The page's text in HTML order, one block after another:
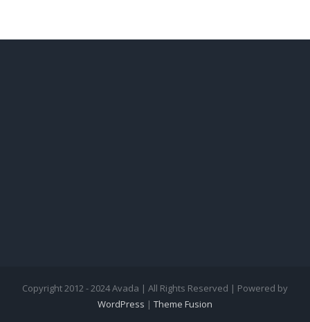
Copyright 2012 - 2024 Avada | All Rights Reserved | Powered by
WordPress | Theme Fusion